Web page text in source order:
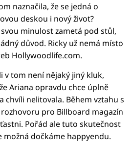
naznačila, že se jedná o
deskou i nový život?
minulost zametá pod stůl,
důvod. Ricky už nemá místo
Hollywoodlife.com.
v tom není nějaký jiný kluk,
Ariana opravdu chce úplně
chvíli nelitovala. Během vztahu s
pro Billboard magazín
Pořád ale tuto skutečnost
možná dočkáme happyendu.